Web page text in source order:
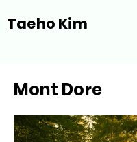
Taeho Kim
Mont Dore